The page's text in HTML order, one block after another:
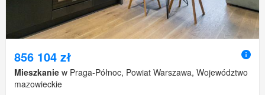
856 104 zł
Mieszkanie w Praga-Północ, Powiat Warszawa, Województwo
mazowieckie